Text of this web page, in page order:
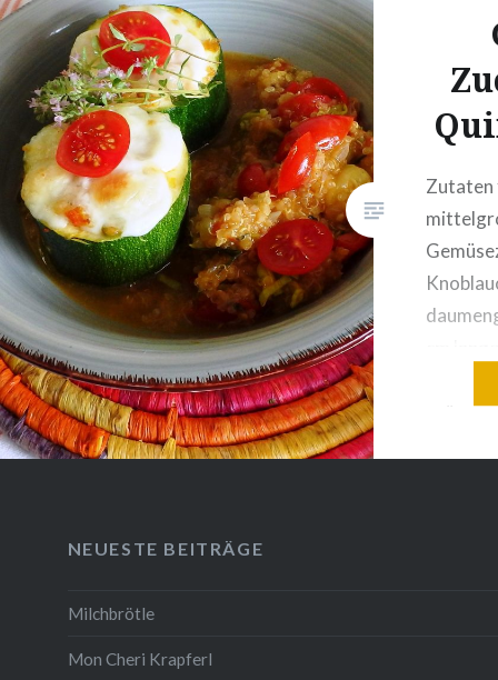
Thymian2 Lorbeerblätter1
Zweig Rosmarin½ Liter
Rotwein1 Liter Gemüsebrühe
Zubereitung: Keulenteile im
Ganzen und den ausgelösten
Knochen (der Knochen wurde…
Zutaten
grüne
NEUESTE BEITRÄGE
Milchbrötle
Mon Cheri Krapferl